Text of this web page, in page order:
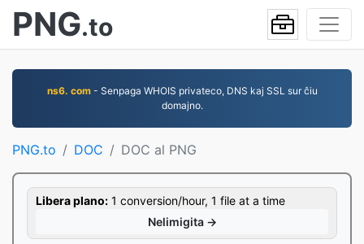
PNG.to
ns6. com- Senpaga WHOIS privateco, DNS kaj SSL sur ĉiu
domajno.
PNG.to DOC DOC al PNG
Libera plano: 1 conversion/hour, 1 file at a time
Nelimigita →